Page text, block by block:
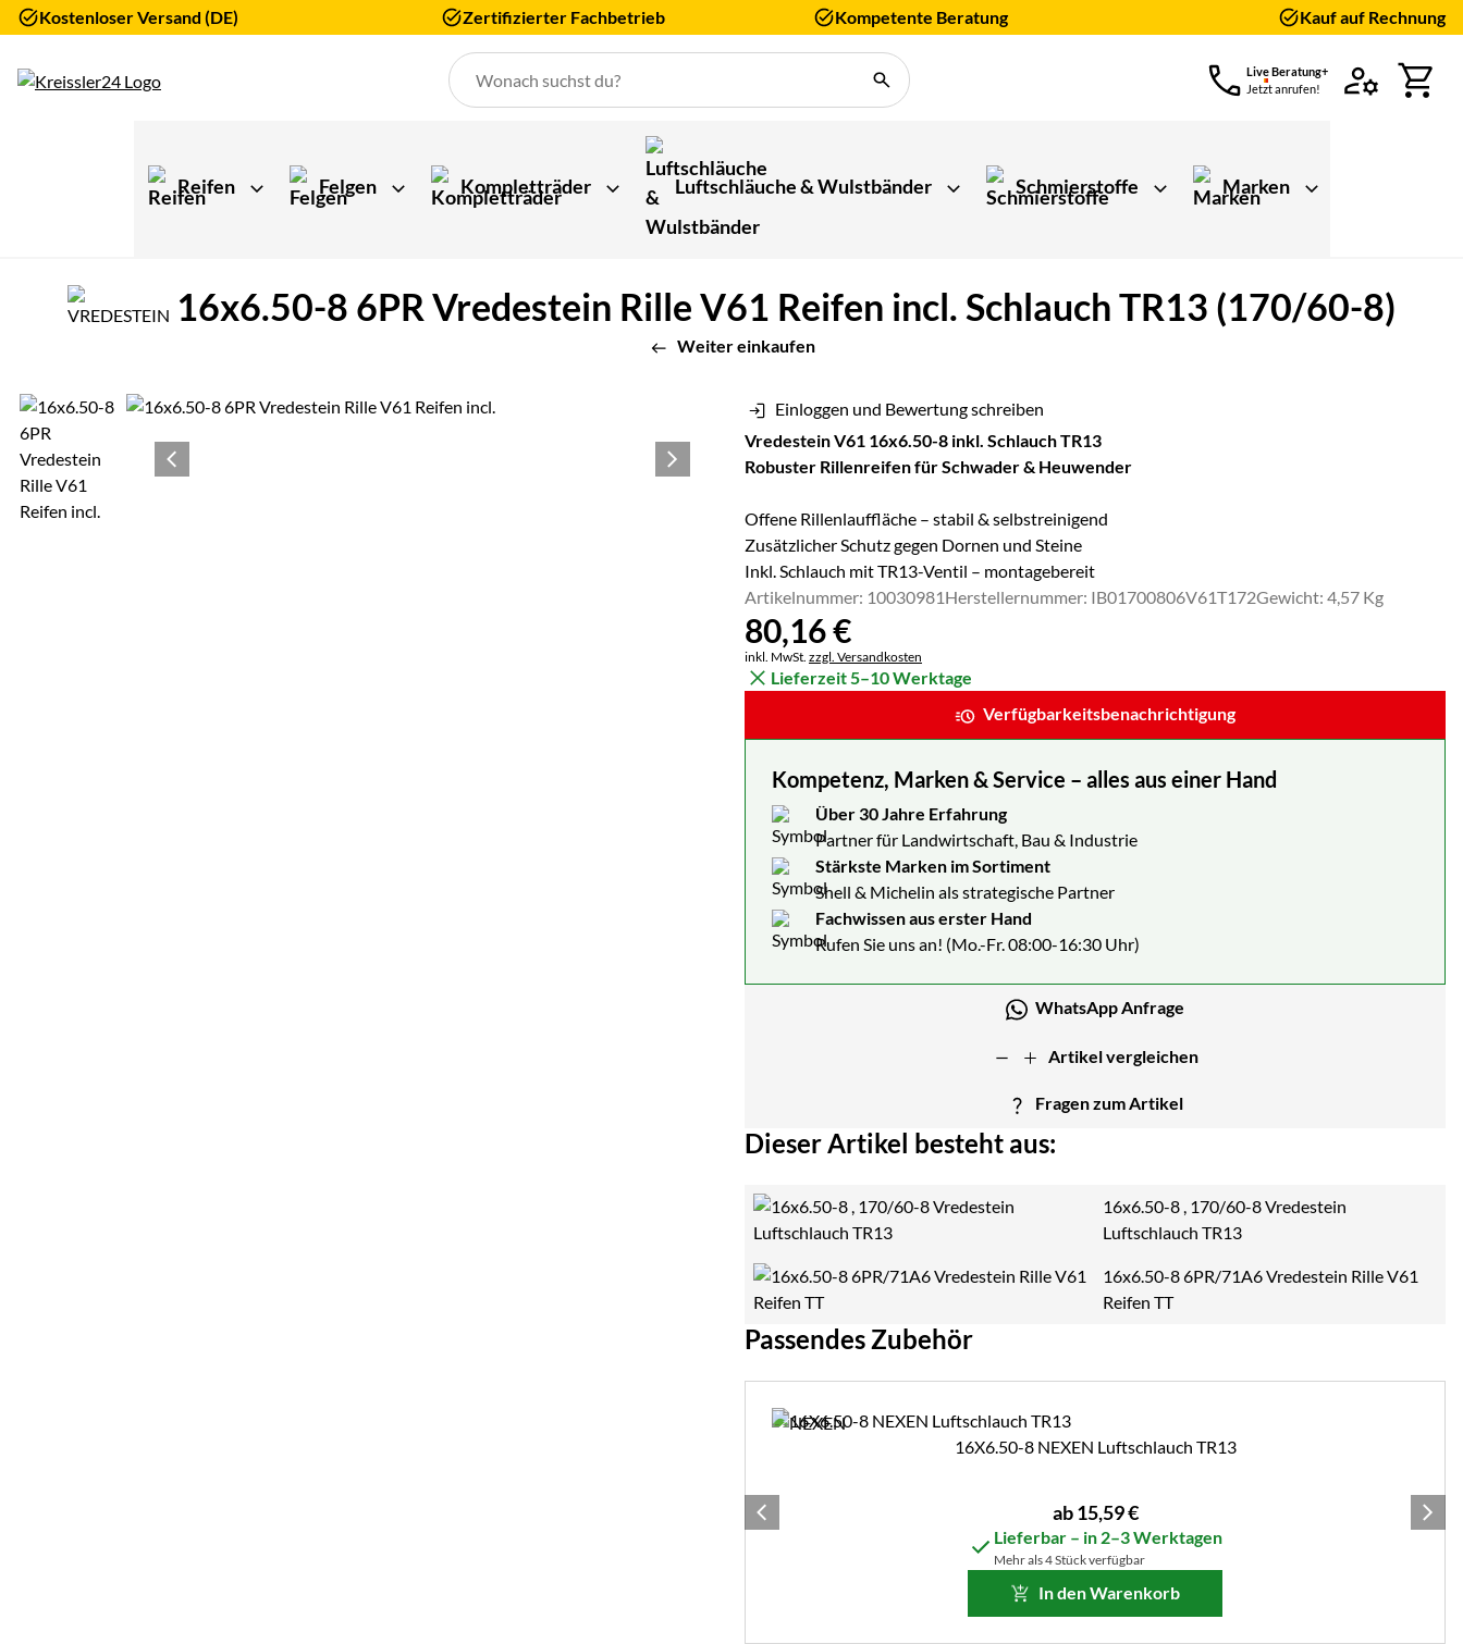
Kostenloser Versand (DE) Zertifizierter Fachbetrieb Kompetente Beratung Kauf auf Rechnung
Live Beratung+
Jetzt anrufen!
Reifen Felgen Kompletträder Luftschläuche & Wulstbänder Schmierstoffe Marken
16x6.50-8 6PR Vredestein Rille V61 Reifen incl. Schlauch TR13 (170/60-8)
Weiter einkaufen
Produktgalerie
Zur Kaufbox springen
Einloggen und Bewertung schreiben
Vredestein V61 16x6.50-8 inkl. Schlauch TR13
Robuster Rillenreifen für Schwader & Heuwender
Offene Rillenlauffläche – stabil & selbstreinigend
Zusätzlicher Schutz gegen Dornen und Steine
Inkl. Schlauch mit TR13-Ventil – montagebereit
Artikelnummer: 10030981Herstellernummer: IB01700806V61T172Gewicht: 4,57 Kg
80,16€
Steuerhinweis:
inkl. MwSt. zzgl. Versandkosten
Lieferzeit 5–10 Werktage
Verfügbarkeitsbenachrichtigung
Kompetenz, Marken & Service – alles aus einer Hand
Über 30 Jahre Erfahrung
Partner für Landwirtschaft, Bau & Industrie
Stärkste Marken im Sortiment
Shell & Michelin als strategische Partner
Fachwissen aus erster Hand
Rufen Sie uns an! (Mo.-Fr. 08:00-16:30 Uhr)
WhatsApp Anfrage
Artikel vergleichen
Fragen zum Artikel
Dieser Artikel besteht aus:
16x6.50-8 , 170/60-8 Vredestein
Luftschlauch TR13
16x6.50-8 6PR/71A6 Vredestein Rille V61
Reifen TT
Passendes Zubehör
Zubehör überspringen
16X6.50-8 NEXEN Luftschlauch TR13
ab:
ab 15,59€
Lieferbar – in 2–3 Werktagen
Mehr als 4 Stück verfügbar
In den Warenkorb